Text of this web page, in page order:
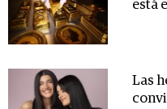
está
Las